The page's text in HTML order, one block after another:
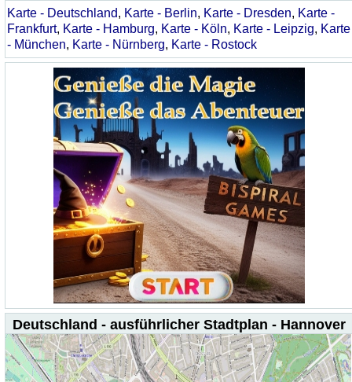
Karte - Deutschland, Karte - Berlin, Karte - Dresden, Karte -
Frankfurt, Karte - Hamburg, Karte - Köln, Karte - Leipzig, Karte
- München, Karte - Nürnberg, Karte - Rostock
Deutschland - ausführlicher Stadtplan - Hannover